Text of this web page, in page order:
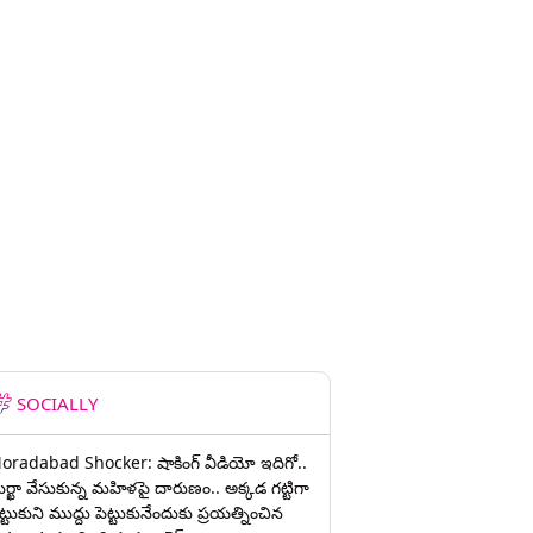
SOCIALLY
Shocker: షాకింగ్ వీడియో ఇదిగో..
వేసుకున్న మహిళపై దారుణం.. అక్కడ గట్టిగా
ముద్దు పెట్టుకునేందుకు ప్రయత్నించిన